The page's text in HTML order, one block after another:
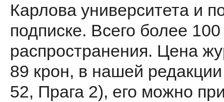
Карлова университета и
подписке. Всего более 100
распространения. Цена
89 крон, в нашей
52, Прага 2), его можно